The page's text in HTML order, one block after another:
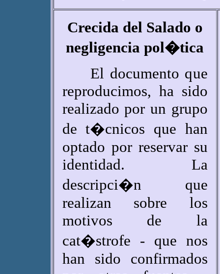
Crecida del Salado o
negligencia pol�tica
El documento que
reproducimos, ha sido
realizado por un grupo
de t�cnicos que han
optado por reservar su
identidad. La
descripci�n que
realizan sobre los
motivos de la
cat�strofe - que nos
han sido confirmados